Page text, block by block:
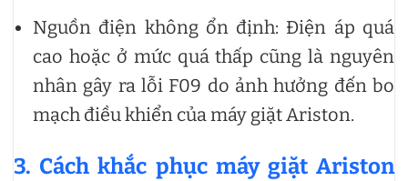
Nguồn điện không ổn định: Điện áp quá
cao hoặc ở mức quá thấp cũng là nguyên
nhân gây ra lỗi F09 do ảnh hưởng đến bo
mạch điều khiển của máy giặt Ariston.
3. Cách khắc phục máy giặt Ariston